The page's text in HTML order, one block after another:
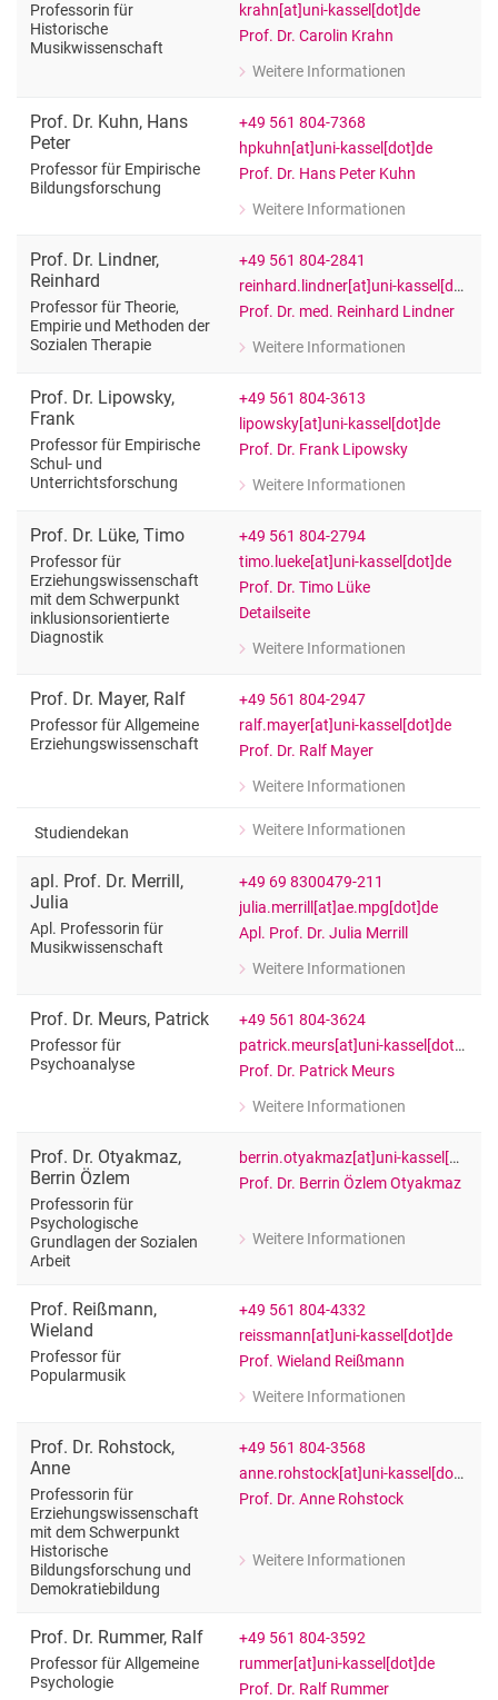
Professorin für
Historische
Musikwissenschaft
krahn[at]uni-kassel[dot]de
Prof. Dr. Carolin Krahn
Weitere Informationen
zu Prof. Dr. Carolin Krahn
Prof. Dr. Kuhn, Hans
Peter
Professor für Empirische
Bildungsforschung
+49 561 804-7368
hpkuhn[at]uni-kassel[dot]de
Prof. Dr. Hans Peter Kuhn
Weitere Informationen
zu Prof. Dr. Hans Peter Kuhn
Prof. Dr. Lindner,
Reinhard
Professor für Theorie,
Empirie und Methoden der
Sozialen Therapie
+49 561 804-2841
reinhard.lindner[at]uni-kassel[dot]de
Prof. Dr. med. Reinhard Lindner
Weitere Informationen
zu Prof. Dr. Reinhard Lindner
Prof. Dr. Lipowsky,
Frank
Professor für Empirische
Schul- und
Unterrichtsforschung
+49 561 804-3613
lipowsky[at]uni-kassel[dot]de
Prof. Dr. Frank Lipowsky
Weitere Informationen
zu Prof. Dr. Frank Lipowsky
Prof. Dr. Lüke, Timo
Professor für
Erziehungswissenschaft
mit dem Schwerpunkt
inklusionsorientierte
Diagnostik
+49 561 804-2794
timo.lueke[at]uni-kassel[dot]de
Prof. Dr. Timo Lüke
Detailseite
Weitere Informationen
zu Prof. Dr. Timo Lüke
Prof. Dr. Mayer, Ralf
Professor für Allgemeine
Erziehungswissenschaft
+49 561 804-2947
ralf.mayer[at]uni-kassel[dot]de
Prof. Dr. Ralf Mayer
Weitere Informationen
zu Prof. Dr. Ralf Mayer
Professor für Allgemeine
Studiendekan Weitere Informationen
zu Prof. Dr. Ralf Mayer
apl. Prof. Dr. Merrill,
Julia
Apl. Professorin für
Musikwissenschaft
+49 69 8300479-211
julia.merrill[at]ae.mpg[dot]de
Apl. Prof. Dr. Julia Merrill
Weitere Informationen
zu apl. Prof. Dr. Julia Merrill
Prof. Dr. Meurs, Patrick
Professor für
Psychoanalyse
+49 561 804-3624
patrick.meurs[at]uni-kassel[dot]de
Prof. Dr. Patrick Meurs
Weitere Informationen
zu Prof. Dr. Patrick Meurs
Prof. Dr. Otyakmaz,
Berrin Özlem
Professorin für
Psychologische
Grundlagen der Sozialen
Arbeit
berrin.otyakmaz[at]uni-kassel[dot]de
Prof. Dr. Berrin Özlem Otyakmaz
Weitere Informationen
zu Prof. Dr. Berrin Özlem Otyakmaz
Prof. Reißmann,
Wieland
Professor für
Popularmusik
+49 561 804-4332
reissmann[at]uni-kassel[dot]de
Prof. Wieland Reißmann
Weitere Informationen
zu Prof. Wieland Reißmann
Prof. Dr. Rohstock,
Anne
Professorin für
Erziehungswissenschaft
mit dem Schwerpunkt
Historische
Bildungsforschung und
Demokratiebildung
+49 561 804-3568
anne.rohstock[at]uni-kassel[dot]de
Prof. Dr. Anne Rohstock
Weitere Informationen
zu Prof. Dr. Anne Rohstock
Prof. Dr. Rummer, Ralf
Professor für Allgemeine
Psychologie
+49 561 804-3592
rummer[at]uni-kassel[dot]de
Prof. Dr. Ralf Rummer